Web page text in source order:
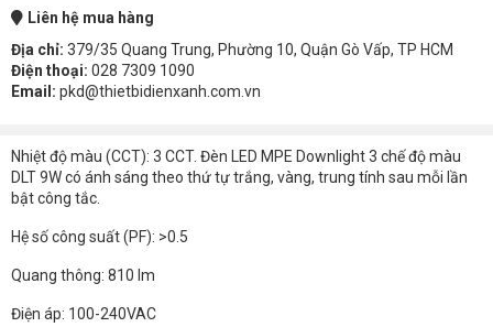
Liên hệ mua hàng
Địa chỉ: 379/35 Quang Trung, Phường 10, Quận Gò Vấp, TP HCM
Điện thoại: 028 7309 1090
Email: pkd@thietbidienxanh.com.vn
Nhiệt độ màu (CCT): 3 CCT. Đèn LED MPE Downlight 3 chế độ màu
DLT 9W có ánh sáng theo thứ tự trắng, vàng, trung tính sau mỗi lần
bật công tắc.
Hệ số công suất (PF): >0.5
Quang thông: 810 lm
Điện áp: 100-240VAC